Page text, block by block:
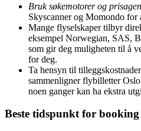
Bruk søkemotorer og
Skyscanner og Momondo for
Mange flyselskaper tilbyr
eksempel Norwegian, SAS,
som gir deg muligheten til å
for deg.
Ta hensyn til
sammenligner flybilletter
noen ganger kan ha ekstra
Beste tidspunkt for booking